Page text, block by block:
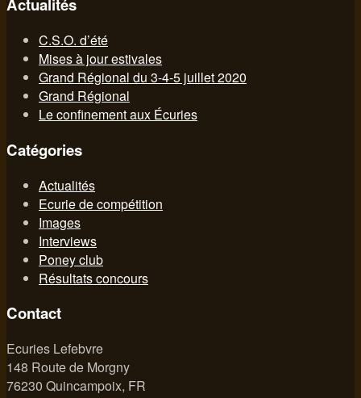
Actualités
C.S.O. d’été
Mises à jour estivales
Grand Régional du 3-4-5 juillet 2020
Grand Régional
Le confinement aux Écuries
Catégories
Actualités
Ecurie de compétition
Images
Interviews
Poney club
Résultats concours
Contact
Ecuries Lefebvre
148 Route de Morgny
76230 Quincampoix, FR